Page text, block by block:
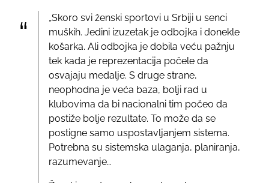
„Skoro svi ženski sportovi u Srbiji u senci
muških. Jedini izuzetak je odbojka i donekle
košarka. Ali odbojka je dobila veću pažnju
tek kada je reprezentacija počele da
osvajaju medalje. S druge strane,
neophodna je veća baza, bolji rad u
klubovima da bi nacionalni tim počeo da
postiže bolje rezultate. To može da se
postigne samo uspostavljanjem sistema.
Potrebna su sistemska ulaganja, planiranja,
razumevanje…